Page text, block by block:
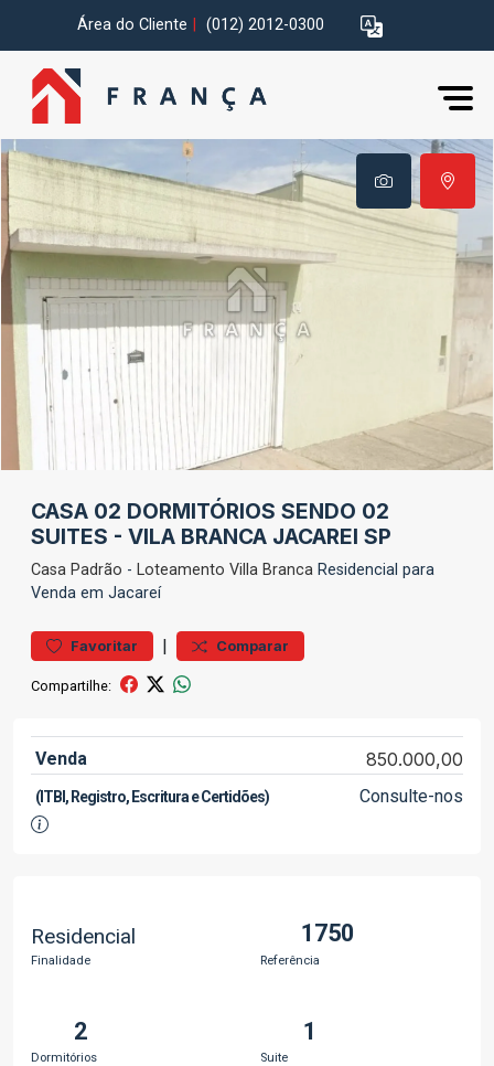
Área do Cliente (012) 2012-0300
CASA 02 DORMITÓRIOS SENDO 02
SUITES - VILA BRANCA JACAREI SP
Casa Padrão - Loteamento Villa Branca Residencial para
Venda em Jacareí
Favoritar | Comparar
Compartilhe:
Venda 850.000,00
(ITBI, Registro, Escritura e Certidões) Consulte-nos
Residencial
Finalidade
1750
Referência
2
Dormitórios
1
Suite